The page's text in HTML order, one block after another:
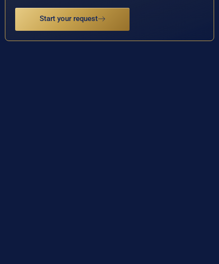
Start your request